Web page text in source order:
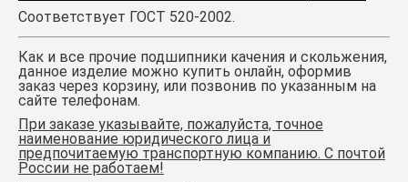
Соответствует ГОСТ 520-2002.
Как и все прочие подшипники качения и скольжения,
данное изделие можно купить онлайн, оформив
заказ через корзину, или позвонив по указанным на
сайте телефонам.
При заказе указывайте, пожалуйста, точное
наименование юридического лица и
предпочитаемую транспортную компанию. С почтой
России не работаем!